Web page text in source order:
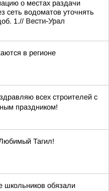
о местах раздачи
сеть водоматов уточнять
1.// Вести-Урал
в регионе
всех строителей с
праздником!
Тагил!
школьников обязали